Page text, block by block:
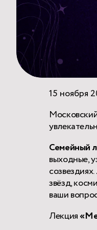
15 ноября
Семейный
выходные,
звёзд,
ваши
Лекция